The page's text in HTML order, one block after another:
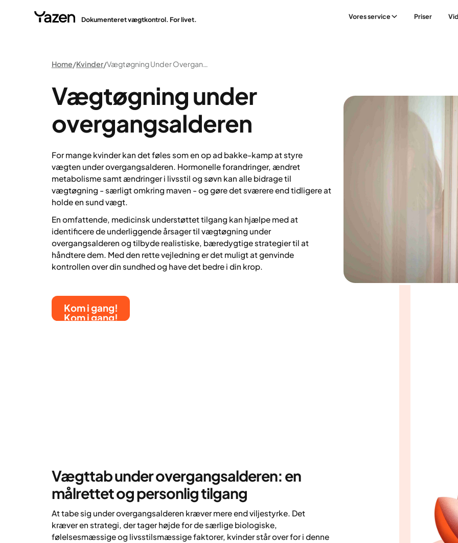
Dokumenteret vægtkontrol. For livet. Vores service Priser
Home Kvinder Vægtøgning Under Overgangsalderen
Vægtøgning under
overgangsalderen
For mange kvinder kan det føles som en op ad bakke-kamp at styre
vægten under overgangsalderen. Hormonelle forandringer, ændret
metabolisme samt ændringer i livsstil og søvn kan alle bidrage til
vægtøgning - særligt omkring maven - og gøre det sværere end tidligere at
holde en sund vægt.
En omfattende, medicinsk understøttet tilgang kan hjælpe med at
identificere de underliggende årsager til vægtøgning under
overgangsalderen og tilbyde realistiske, bæredygtige strategier til at
håndtere dem. Med den rette vejledning er det muligt at genvinde
kontrollen over din sundhed og have det bedre i din krop.
Kom i gang!
Kom i gang!
Vægttab under overgangsalderen: en
målrettet og personlig tilgang
At tabe sig under overgangsalderen kræver mere end viljestyrke. Det
kræver en strategi, der tager højde for de særlige biologiske,
følelsesmæssige og livsstilsmæssige faktorer, kvinder står over for i denne